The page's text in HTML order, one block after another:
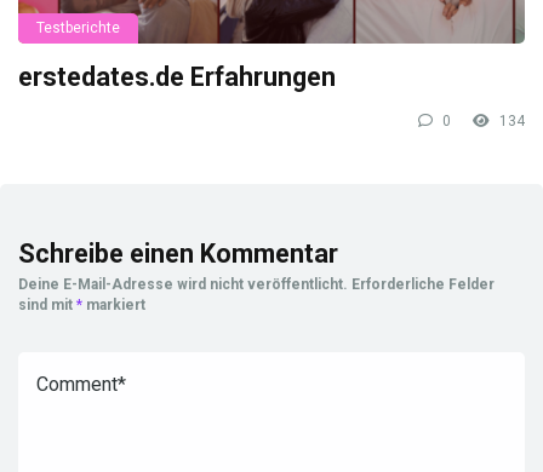
Testberichte
erstedates.de Erfahrungen
0 134
Schreibe einen Kommentar
Deine E-Mail-Adresse wird nicht veröffentlicht. Erforderliche Felder
sind mit * markiert